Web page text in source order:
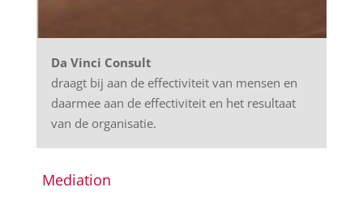
Da Vinci Consult
draagt bij aan de effectiviteit van mensen en
daarmee aan de effectiviteit en het resultaat
van de organisatie.
Mediation